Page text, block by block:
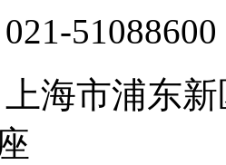
021-51088600
上海市浦东新